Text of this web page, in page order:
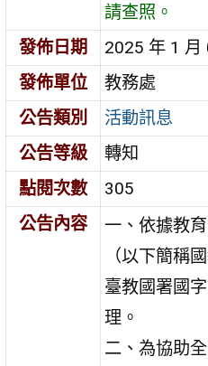
請查照。
發佈日期
2025 年 1 月
發佈單位
教務處
公告類別
活動訊息
公告等級
轉知
點閱次數
305
公告內容
一、依據教
（以下簡稱
臺教國署國
理。
二、為協助